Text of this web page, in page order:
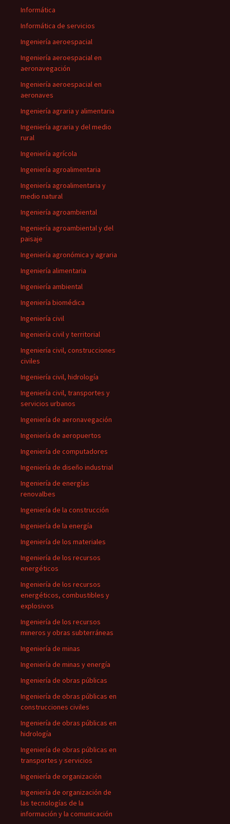
Informática
Informática de servicios
Ingeniería aeroespacial
Ingeniería aeroespacial en
aeronavegación
Ingeniería aeroespacial en
aeronaves
Ingeniería agraria y alimentaria
Ingeniería agraria y del medio
rural
Ingeniería agrícola
Ingeniería agroalimentaria
Ingeniería agroalimentaria y
medio natural
Ingeniería agroambiental
Ingeniería agroambiental y del
paisaje
Ingeniería agronómica y agraria
Ingeniería alimentaria
Ingeniería ambiental
Ingeniería biomédica
Ingeniería civil
Ingeniería civil y territorial
Ingeniería civil, construcciones
civiles
Ingeniería civil, hidrología
Ingeniería civil, transportes y
servicios urbanos
Ingeniería de aeronavegación
Ingeniería de aeropuertos
Ingeniería de computadores
Ingeniería de diseño industrial
Ingeniería de energías
renovalbes
Ingeniería de la construcción
Ingeniería de la energía
Ingeniería de los materiales
Ingeniería de los recursos
energéticos
Ingeniería de los recursos
energéticos, combustibles y
explosivos
Ingeniería de los recursos
mineros y obras subterráneas
Ingeniería de minas
Ingeniería de minas y energía
Ingeniería de obras públicas
Ingeniería de obras públicas en
construcciones civiles
Ingeniería de obras públicas en
hidrología
Ingeniería de obras públicas en
transportes y servicios
Ingeniería de organización
Ingeniería de organización de
las tecnologías de la
información y la comunicación